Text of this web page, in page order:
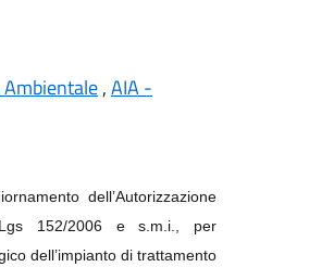
,AIA -
dell’Autorizzazione
152/2006 e s.m.i., per
dell’impianto di trattamento